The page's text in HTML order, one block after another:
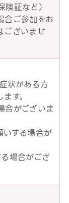
証など）
合ご参加をお
ございませ
状がある方
す。
がございま
いする場合が
場合がござ